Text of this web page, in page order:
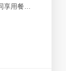
用餐廳
打每日一
的課程，
學費至通